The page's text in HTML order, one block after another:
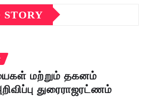
மற்றும் தகனம்
துரைராஜரட்ணம்